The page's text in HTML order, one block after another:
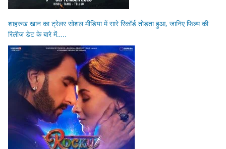
शाहरुख खान का ट्रेलर सोशल मीडिया में सारे रिकॉर्ड तोड़ता हुआ, जानिए फिल्म की
रिलीज डेट के बारे में…..